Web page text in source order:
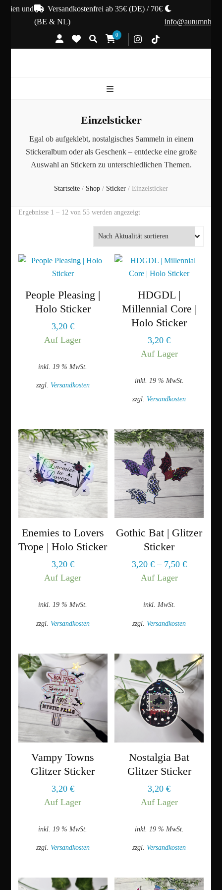
und
Versandkostenfrei ab 35€ (DE) / 70€
(BE & NL)
info@autumnhex.de
0
Einzelsticker
Egal ob aufgeklebt, nostalgisches Sammeln in einem
Stickeralbum oder als Geschenk – entdecke eine große
Auswahl an Stickern zu unterschiedlichen Themen.
Startseite / Shop / Sticker / Einzelsticker
Ergebnisse 1 – 12 von 55 werden angezeigtNach
sortiert
People Pleasing |
Holo Sticker
3,20 €
Auf Lager
inkl. 19 % MwSt.
zzgl. Versandkosten
HDGDL |
Millennial Core |
Holo Sticker
3,20€
Auf Lager
inkl. 19 % MwSt.
zzgl. Versandkosten
Enemies to Lovers
Trope | Holo Sticker
3,20 €
Auf Lager
inkl. 19 % MwSt.
zzgl. Versandkosten
Gothic Bat | Glitzer
Sticker
3,20 €– 7,50 €
Auf Lager
inkl. MwSt.
zzgl. Versandkosten
Produkt
weist
mehrere
Varianten
auf.
Die
Optionen
können
auf
der
gewählt
werden
Vampy Towns
Glitzer Sticker
3,20 €
Auf Lager
inkl. 19 % MwSt.
zzgl. Versandkosten
Nostalgia Bat
Glitzer Sticker
3,20€
Auf Lager
inkl. 19 % MwSt.
zzgl. Versandkosten